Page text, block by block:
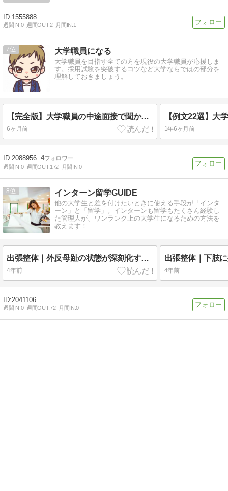
1555888
週間IN:0 週間OUT:2 月間IN:1
7 大学職員になる
大学職員を目指す全ての方を現役の大学職員が応援しま
す。採用試験を突破するコツなど大学ならではの部分を
理解しておきましょう。
【完全版】大学職員の中途面接で聞かれる質問120選｜模範回答あり
6ヶ月前 1年6ヶ月前
2088956 4
週間IN:0 週間OUT:172 月間IN:0
8 インターン留学GUIDE
他の大学生と差を付けたいときに使える手段が「インタ
ーン」と「留学」。インターンも留学もたくさん経験し
た管理人が、ワンランク上の大学生になるための方法を
教えます！
出張整体｜外反母趾の状態が深刻化すると…。
4年前 4年前
2041106
週間IN:0 週間OUT:72 月間IN:0